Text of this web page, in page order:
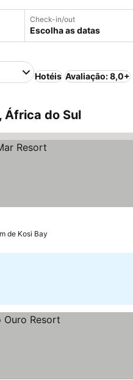
Check-in/out
Escolha as datas
Hotéis Avaliação: 8,0+
África do Sul
de Kosi Bay